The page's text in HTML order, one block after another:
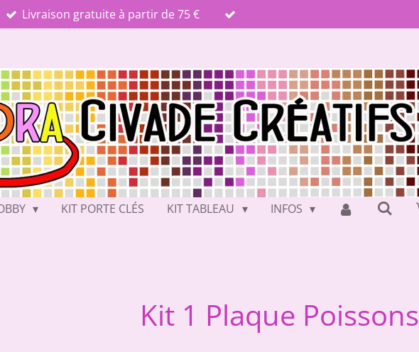
Livraison gratuite à partir de 75 €
KIT PORTE CLÉS KIT TABLEAU INFOS
Kit 1 Plaque Poissons